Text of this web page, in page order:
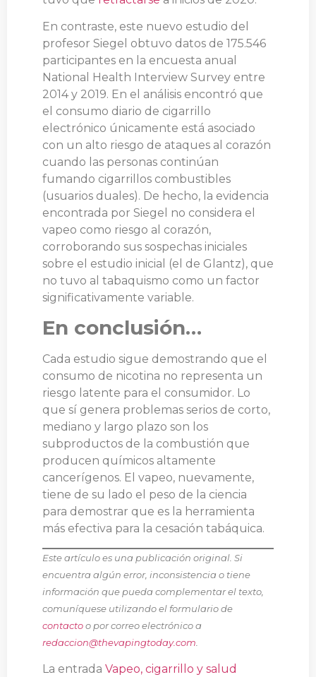
En contraste, este nuevo estudio del
profesor Siegel obtuvo datos de 175.546
participantes en la encuesta anual
National Health Interview Survey entre
2014 y 2019. En el análisis encontró que
el consumo diario de cigarrillo
electrónico únicamente está asociado
con un alto riesgo de ataques al corazón
cuando las personas continúan
fumando cigarrillos combustibles
(usuarios duales). De hecho, la evidencia
encontrada por Siegel no considera el
vapeo como riesgo al corazón,
corroborando sus sospechas iniciales
sobre el estudio inicial (el de Glantz), que
no tuvo al tabaquismo como un factor
significativamente variable.
En conclusión…
Cada estudio sigue demostrando que el
consumo de nicotina no representa un
riesgo latente para el consumidor. Lo
que sí genera problemas serios de corto,
mediano y largo plazo son los
subproductos de la combustión que
producen químicos altamente
cancerígenos. El vapeo, nuevamente,
tiene de su lado el peso de la ciencia
para demostrar que es la herramienta
más efectiva para la cesación tabáquica.
Este artículo es una publicación original. Si
encuentra algún error, inconsistencia o tiene
información que pueda complementar el texto,
comuníquese utilizando el formulario de
contactoo por correo electrónico a
redaccion@thevapingtoday.com
La entrada Vapeo, cigarrillo y salud